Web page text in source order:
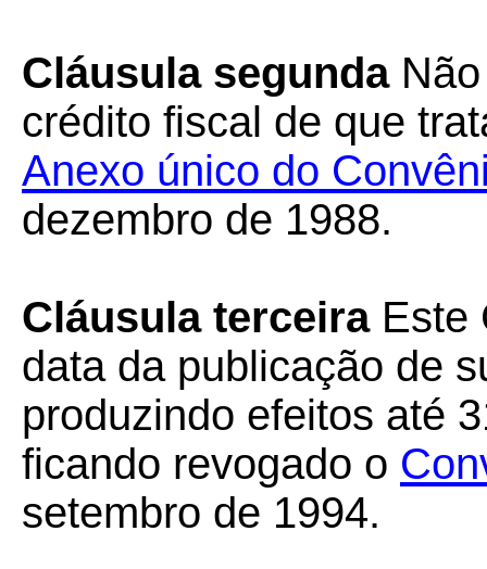
Cláusula segundaNão
crédito fiscal de que
Anexo único do
dezembro de 1988.
Cláusula terceira Este
data da publicação de
produzindo efeitos até
ficando revogado o
setembro de 1994.